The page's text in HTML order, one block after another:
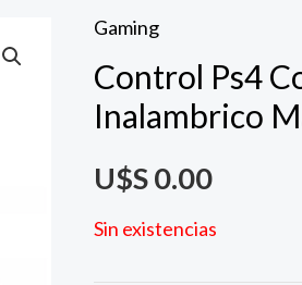
Gaming
Control Ps4
Inalambrico
U$S0.00
Sin existencias